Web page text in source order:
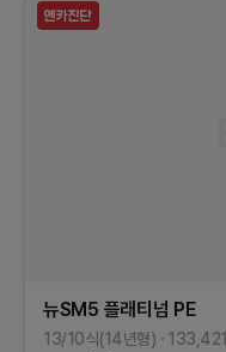
뉴SM5 플래티넘 PE
13/10식(14년형) 133,421